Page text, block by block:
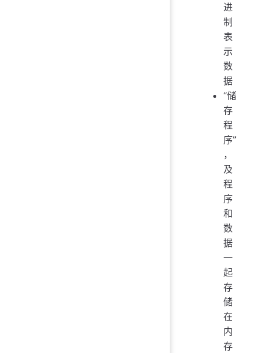
进
制
表
示
数
据
“储
存
程
序”
，
及
程
序
和
数
据
一
起
存
储
在
内
存